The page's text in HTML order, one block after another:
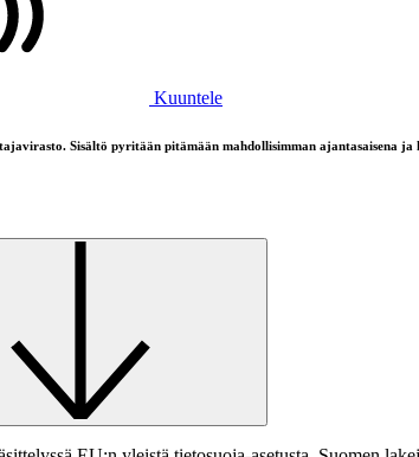
Kuuntele
Sisältö pyritään pitämään mahdollisimman ajantasaisena